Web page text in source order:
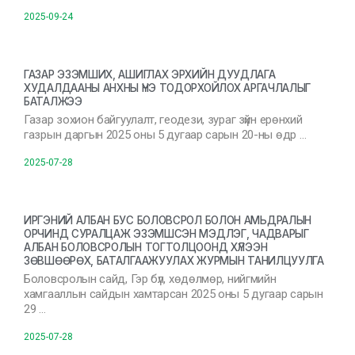
2025-09-24
ГАЗАР ЭЗЭМШИХ, АШИГЛАХ ЭРХИЙН ДУУДЛАГА
ХУДАЛДААНЫ АНХНЫ ҮНЭ ТОДОРХОЙЛОХ АРГАЧЛАЛЫГ
БАТАЛЖЭЭ
Газар зохион байгуулалт, геодези, зураг зүйн ерөнхий
газрын даргын 2025 оны 5 дугаар сарын 20-ны өдр …
2025-07-28
ИРГЭНИЙ АЛБАН БУС БОЛОВСРОЛ БОЛОН АМЬДРАЛЫН
ОРЧИНД СУРАЛЦАЖ ЭЗЭМШСЭН МЭДЛЭГ, ЧАДВАРЫГ
АЛБАН БОЛОВСРОЛЫН ТОГТОЛЦООНД ХҮЛЭЭН
ЗӨВШӨӨРӨХ, БАТАЛГААЖУУЛАХ ЖУРМЫН ТАНИЛЦУУЛГА
Боловсролын сайд, Гэр бүл, хөдөлмөр, нийгмийн
хамгааллын сайдын хамтарсан 2025 оны 5 дугаар сарын
29 …
2025-07-28